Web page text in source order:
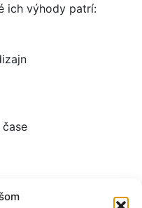
ich výhody patrí: